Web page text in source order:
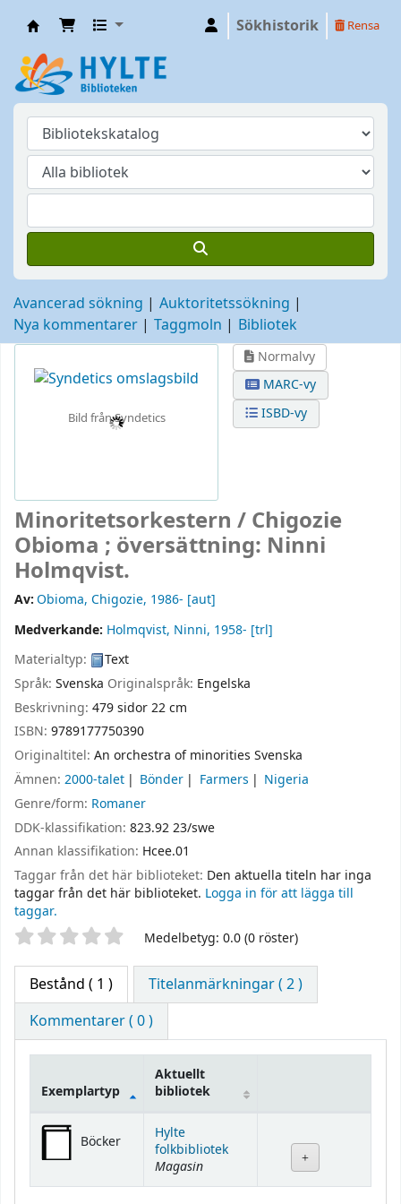
Sökhistorik Rensa
Avancerad sökning
Auktoritetssökning
Nya kommentarer
Taggmoln Bibliotek
Bild från Syndetics
Normalvy
MARC-vy
ISBD-vy
Minoritetsorkestern /Chigozie
Obioma ; översättning: Ninni
Holmqvist.
Av:Obioma, Chigozie, 1986- [aut]
Medverkande: Holmqvist, Ninni, 1958- [trl]
Materialtyp:
Text
Språk: Svenska Originalspråk: Engelska
Beskrivning: 479 sidor 22 cm
ISBN: 9789177750390
Originaltitel: An orchestra of minorities Svenska
Ämnen: 2000-talet Bönder Farmers
Nigeria
Genre/form: Romaner
DDK-klassifikation: 823.92 23/swe
Annan klassifikation: Hcee.01
Taggar från det här biblioteket: Den aktuella titeln har inga
taggar från det här biblioteket. Logga in för att lägga till
taggar.
Betyg Medelbetyg: 0.0 (0 röster)
Bestånd ( 1 )
Titelanmärkningar ( 2 )
Kommentarer ( 0 )
Bestånd
Exemplartyp
Aktuellt
bibliotek
Böcker
Hylte
folkbibliotek
Magasin